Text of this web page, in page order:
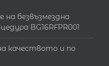
на безвъзмездна
BG16RFPR001
качеството и по